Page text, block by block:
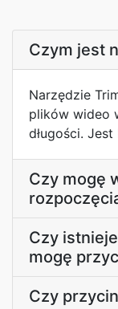
Czym jest
Narzędzie
plików wideo
długości.
Czy mogę
Czy
mogę
Czy